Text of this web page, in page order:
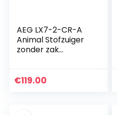
AEG LX7-2-CR-A
Animal Stofzuiger
zonder zak
voor
€119.00